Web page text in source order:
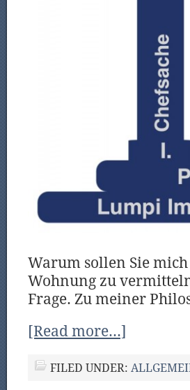
Warum sollen Sie
Wohnung zu
Frage. Zu meiner
[Read more…]
FILED UNDER: